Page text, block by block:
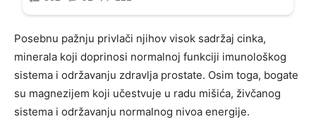
Posebnu pažnju privlači njihov visok sadržaj cinka,
minerala koji doprinosi normalnoj funkciji imunološkog
sistema i održavanju zdravlja prostate. Osim toga, bogate
su magnezijem koji učestvuje u radu mišića, živčanog
sistema i održavanju normalnog nivoa energije.